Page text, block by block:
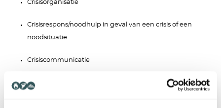
Crisisorganisatie
Crisisrespons/noodhulp in geval van een crisis of een
noodsituatie
Crisiscommunicatie
Zorg / Ondersteuning / Gezinsbegeleiding / Gezinsbijstand